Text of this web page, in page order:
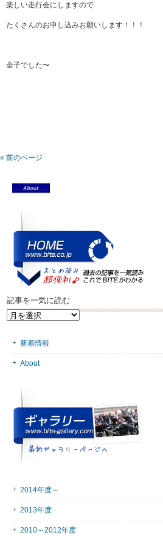
楽しい走行会にしますので
たくさんのお申し込みお願いします！！！
金子でした〜
« 前のページ
記事を一気に読む
記
新着情報
About
2014年度～
2013年度
2010～2012年度